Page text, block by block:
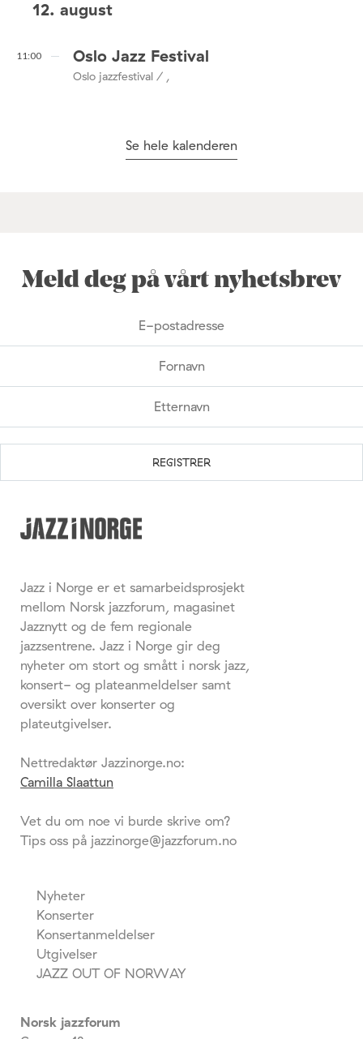
12. august
11:00 Oslo Jazz Festival
Oslo jazzfestival / ,
Se hele kalenderen
Meld deg på vårt nyhetsbrev
Jazz i Norge er et samarbeidsprosjekt
mellom Norsk jazzforum, magasinet
Jazznytt og de fem regionale
jazzsentrene. Jazz i Norge gir deg
nyheter om stort og smått i norsk jazz,
konsert- og plateanmeldelser samt
oversikt over konserter og
plateutgivelser.
Nettredaktør Jazzinorge.no:
Camilla Slaattun
Vet du om noe vi burde skrive om?
Tips oss på jazzinorge@jazzforum.no
Nyheter
Konserter
Konsertanmeldelser
Utgivelser
JAZZ OUT OF NORWAY
Norsk jazzforum